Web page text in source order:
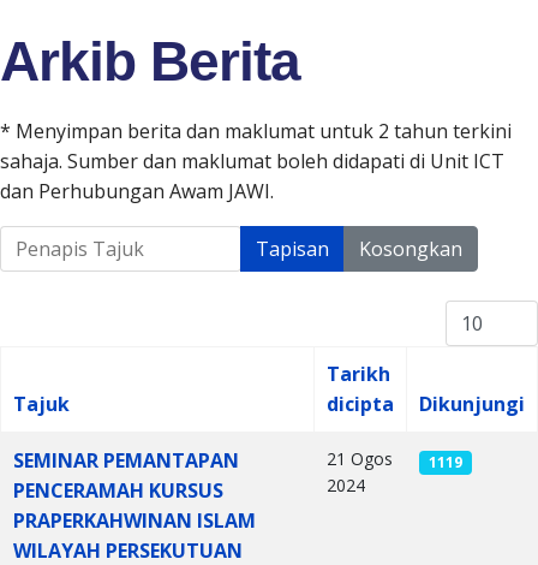
Arkib Berita
* Menyimpan berita dan maklumat untuk 2 tahun terkini
sahaja. Sumber dan maklumat boleh didapati di Unit ICT
dan Perhubungan Awam JAWI.
Penapis Tajuk
Tapisan Kosongkan
Papar #
Tajuk
Tarikh
dicipta
Dikunjungi
SEMINAR PEMANTAPAN
PENCERAMAH KURSUS
PRAPERKAHWINAN ISLAM
WILAYAH PERSEKUTUAN
21 Ogos
2024
1119